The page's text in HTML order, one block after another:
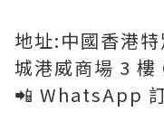
地址:中國香港
城港威商場 3 樓
📲 WhatsApp